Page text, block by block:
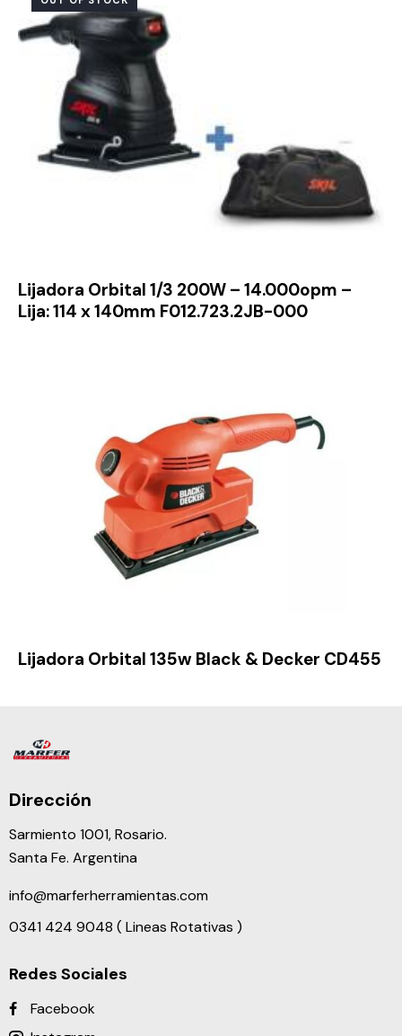
Lijadora Orbital 1/3 200W – 14.000opm –
Lija: 114 x 140mm F012.723.2JB-000
Lijadora Orbital 135w Black & Decker CD455
Dirección
Sarmiento 1001, Rosario.
Santa Fe. Argentina
info@marferherramientas.com
0341 424 9048 ( Lineas Rotativas )
Redes Sociales
Facebook